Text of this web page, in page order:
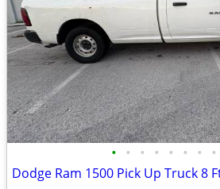
• • • • • • • •
Dodge Ram 1500 Pick Up Truck 8